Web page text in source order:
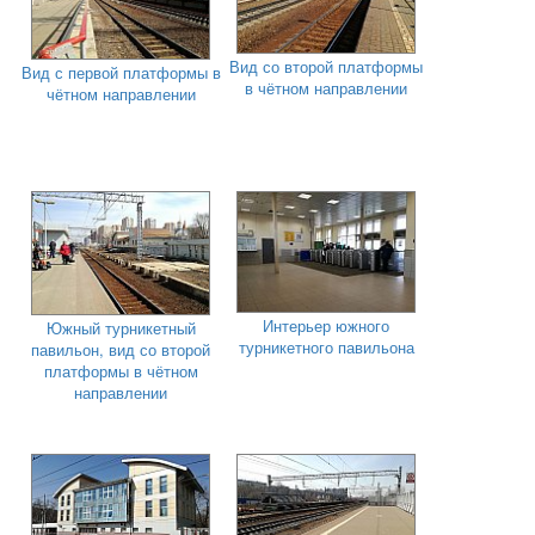
Вид с первой платформы в
чётном направлении
Вид со второй платформы
в чётном направлении
Южный турникетный
павильон, вид со второй
платформы в чётном
направлении
Интерьер южного
турникетного павильона